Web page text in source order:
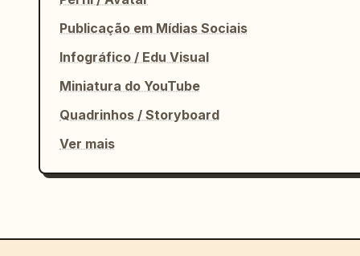
Publicação em Mídias Sociais
Infográfico / Edu Visual
Miniatura do YouTube
Quadrinhos / Storyboard
Ver mais